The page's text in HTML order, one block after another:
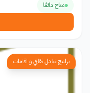
متاح دائمًا
برامج تبادل ثقافي و اقامات